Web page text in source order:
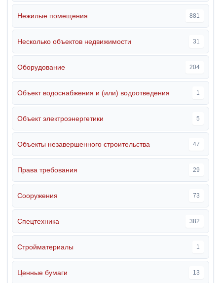
Нежилые помещения 881
Несколько объектов недвижимости 31
Оборудование 204
Объект водоснабжения и (или) водоотведения 1
Объект электроэнергетики 5
Объекты незавершенного строительства 47
Права требования 29
Сооружения 73
Спецтехника 382
Стройматериалы 1
Ценные бумаги 13